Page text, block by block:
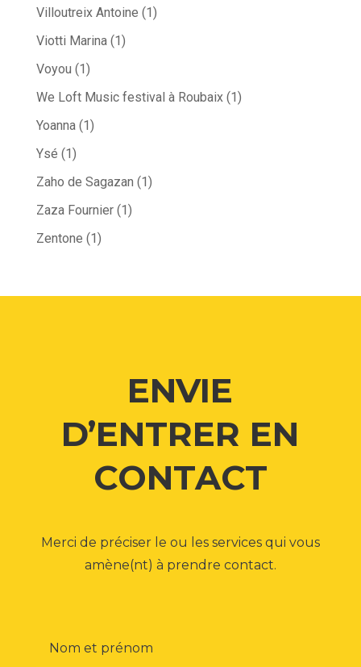
Villoutreix Antoine (1)
Viotti Marina(1)
Voyou (1)
We Loft Music festival à Roubaix(1)
Yoanna(1)
Ysé (1)
Zaho de Sagazan (1)
Zaza Fournier(1)
Zentone (1)
ENVIE
D’ENTRER EN
CONTACT
Merci de préciser le ou les services qui vous
amène(nt) à prendre contact.